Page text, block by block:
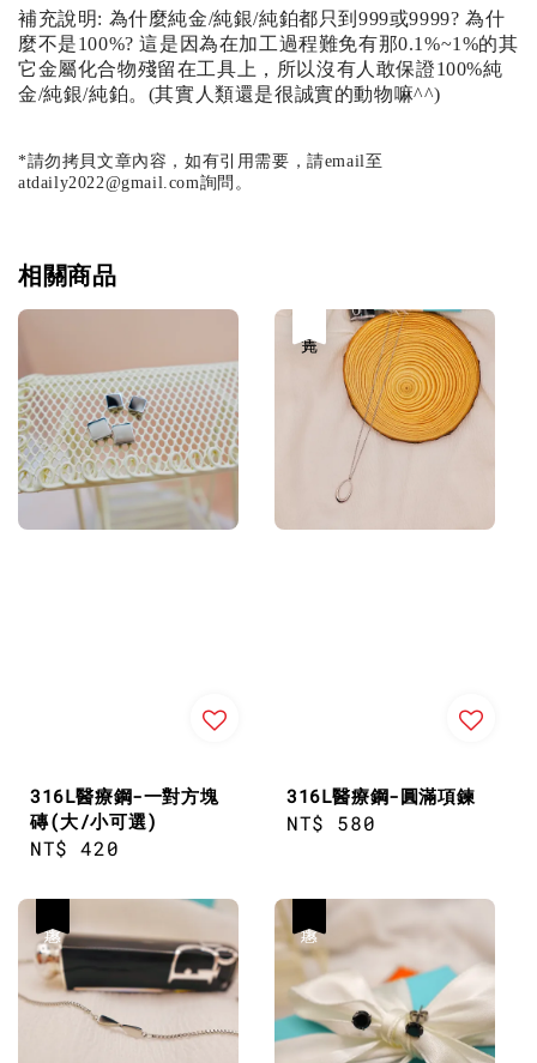
補充說明: 為什麼純金/純銀/純鉑都只到999或9999? 為什
麼不是100%? 這是因為在加工過程難免有那0.1%~1%的其
它金屬化合物殘留在工具上，所以沒有人敢保證100%純
金/純銀/純鉑。(其實人類還是很誠實的動物嘛^^)
*請勿拷貝文章內容，如有引用需要，請email至
atdaily2022@gmail.com詢問。
相關商品
316L醫療鋼-一對方塊
磚(大/小可選)
Regular
NT$ 420
316L醫療鋼-圓滿項鍊
Regular
NT$ 580